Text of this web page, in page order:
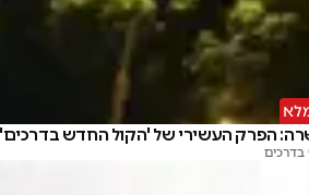
הפרק העשירי של 'הקול החדש בדרכים'